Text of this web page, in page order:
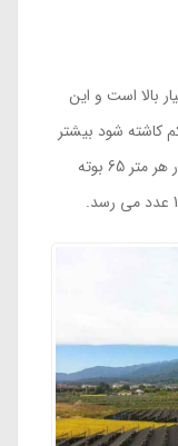
بالا است و این
کاشته شود بیشتر
مزرعه را تهدید می کند. معمولا در سال اول در هر متر 65 بوته